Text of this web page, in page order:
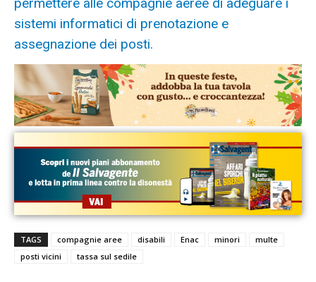
sistemi informatici di prenotazione e
assegnazione dei posti.
TAGS compagnie aree disabili Enac minori
multe
posti vicini
tassa sul sedile